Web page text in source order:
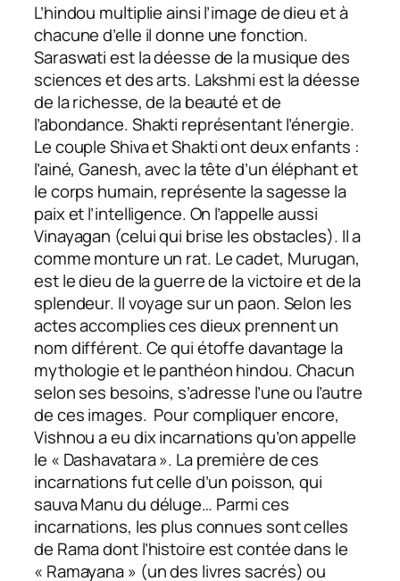
L’hindou multiplie ainsi l’image de dieu et à
chacune d’elle il donne une fonction.
Saraswati est la déesse de la musique des
sciences et des arts. Lakshmi est la déesse
de la richesse, de la beauté et de
l’abondance. Shakti représentant l’énergie.
Le couple Shiva et Shakti ont deux enfants :
l’ainé, Ganesh, avec la tête d’un éléphant et
le corps humain, représente la sagesse la
paix et l’intelligence. On l’appelle aussi
Vinayagan (celui qui brise les obstacles). Il a
comme monture un rat. Le cadet, Murugan,
est le dieu de la guerre de la victoire et de la
splendeur. Il voyage sur un paon. Selon les
actes accomplies ces dieux prennent un
nom différent. Ce qui étoffe davantage la
mythologie et le panthéon hindou. Chacun
selon ses besoins, s’adresse l’une ou l’autre
de ces images. Pour compliquer encore,
Vishnou a eu dix incarnations qu’on appelle
le « Dashavatara ». La première de ces
incarnations fut celle d’un poisson, qui
sauva Manu du déluge… Parmi ces
incarnations, les plus connues sont celles
de Rama dont l’histoire est contée dans le
« Ramayana » (un des livres sacrés) ou